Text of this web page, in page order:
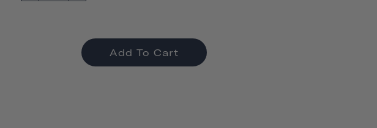
Add To Cart